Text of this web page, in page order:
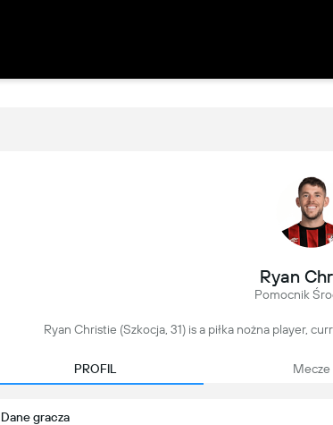
Ryan
Pomocnik
Ryan Christie (Szkocja, 31) is a piłka nożna player,
PROFIL Mecze
Dane gracza